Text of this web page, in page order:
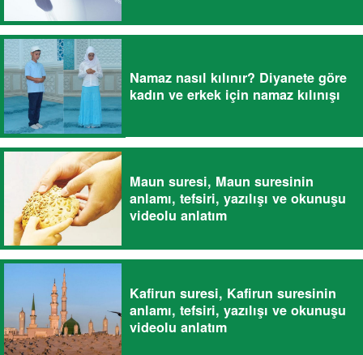
Namaz nasıl kılınır? Diyanete göre
kadın ve erkek için namaz kılınışı
Maun suresi, Maun suresinin
anlamı, tefsiri, yazılışı ve okunuşu
videolu anlatım
Kafirun suresi, Kafirun suresinin
anlamı, tefsiri, yazılışı ve okunuşu
videolu anlatım